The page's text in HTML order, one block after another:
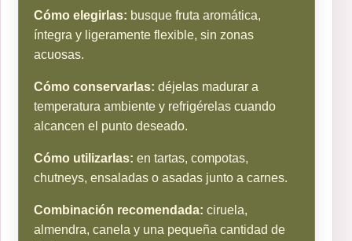
Cómo elegirlas: busque fruta aromática,
íntegra y ligeramente flexible, sin zonas
acuosas.
Cómo conservarlas: déjelas madurar a
temperatura ambiente y refrigérelas cuando
alcancen el punto deseado.
Cómo utilizarlas: en tartas, compotas,
chutneys, ensaladas o asadas junto a carnes.
Combinación recomendada: ciruela,
almendra, canela y una pequeña cantidad de